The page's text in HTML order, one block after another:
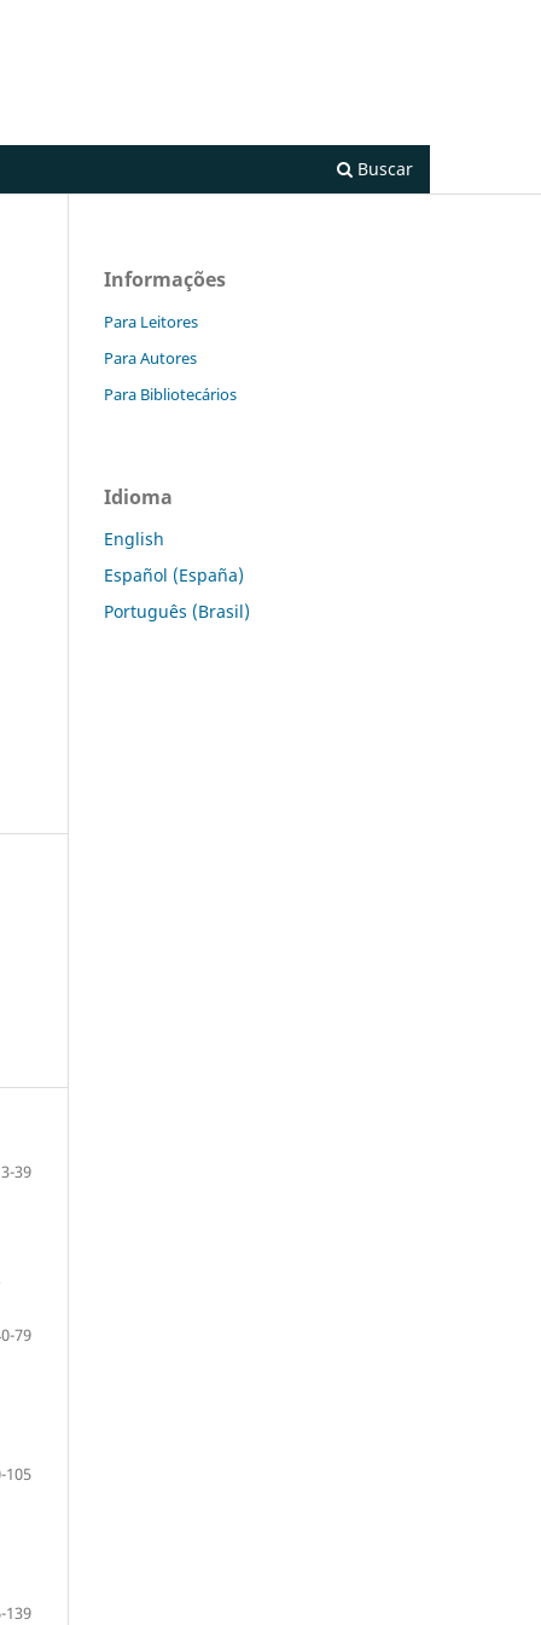
Buscar
39
79
105
139
Informações
Para Leitores
Para Autores
Para Bibliotecários
Idioma
English
Español (España)
Português (Brasil)